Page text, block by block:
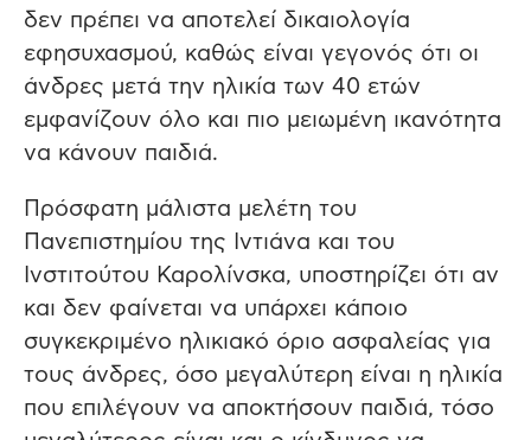
δεν πρέπει να αποτελεί δικαιολογία
εφησυχασμού, καθώς είναι γεγονός ότι οι
άνδρες μετά την ηλικία των 40 ετών
εμφανίζουν όλο και πιο μειωμένη ικανότητα
να κάνουν παιδιά.
Πρόσφατη μάλιστα μελέτη του
Πανεπιστημίου της Ιντιάνα και του
Ινστιτούτου Καρολίνσκα, υποστηρίζει ότι αν
και δεν φαίνεται να υπάρχει κάποιο
συγκεκριμένο ηλικιακό όριο ασφαλείας για
τους άνδρες, όσο μεγαλύτερη είναι η ηλικία
που επιλέγουν να αποκτήσουν παιδιά, τόσο